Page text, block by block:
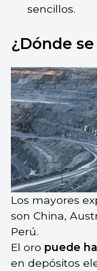
sencillos.
¿Dónde
Los mayores
son China,
Perú.
El oro puede
en depósitos